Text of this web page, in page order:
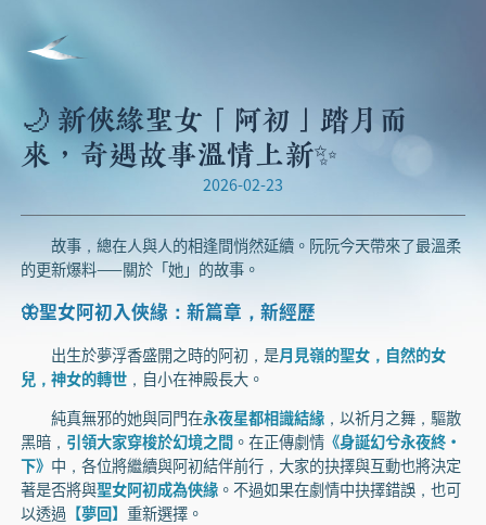
🌙 新俠緣聖女「阿初」踏月而
來，奇遇故事溫情上新✨
2026-02-23
故事，總在人與人的相逢間悄然延續。阮阮今天帶來了最溫柔
的更新爆料——關於「她」的故事。
🦋聖女阿初入俠緣：新篇章，新經歷
出生於夢浮香盛開之時的阿初，是月見嶺的聖女，自然的女
兒，神女的轉世，自小在神殿長大。
純真無邪的她與同門在永夜星都相識結緣，以祈月之舞，驅散
黑暗， 引領大家穿梭於幻境之間。在正傳劇情《身誕幻兮永夜終·
下》 中，各位將繼續與阿初結伴前行，大家的抉擇與互動也將決定
著是否將與聖女阿初成為俠緣。不過如果在劇情中抉擇錯誤，也可
以透過 【夢回】 重新選擇。